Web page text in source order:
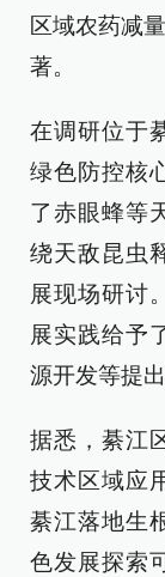
区域农药减
著。
在调研位于
绿色防控核
了赤眼蜂等
绕天敌昆虫
展现场研讨
展实践给予
源开发等提
据悉，綦江
技术区域应
綦江落地生
色发展探索